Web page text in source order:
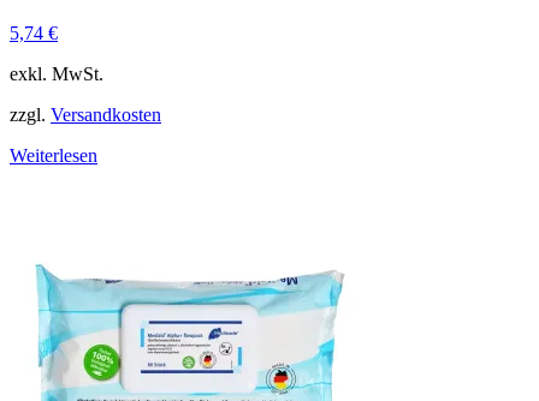
5,74 €
exkl. MwSt.
zzgl. Versandkosten
Weiterlesen